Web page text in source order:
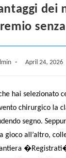
dei
Post
April 24, 2026
hai selezionato
chirurgico la
segno.
gioco all’altro,